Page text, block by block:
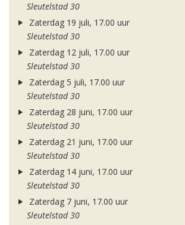
Sleutelstad 30
Zaterdag 19 juli, 17.00 uur
Sleutelstad 30
Zaterdag 12 juli, 17.00 uur
Sleutelstad 30
Zaterdag 5 juli, 17.00 uur
Sleutelstad 30
Zaterdag 28 juni, 17.00 uur
Sleutelstad 30
Zaterdag 21 juni, 17.00 uur
Sleutelstad 30
Zaterdag 14 juni, 17.00 uur
Sleutelstad 30
Zaterdag 7 juni, 17.00 uur
Sleutelstad 30